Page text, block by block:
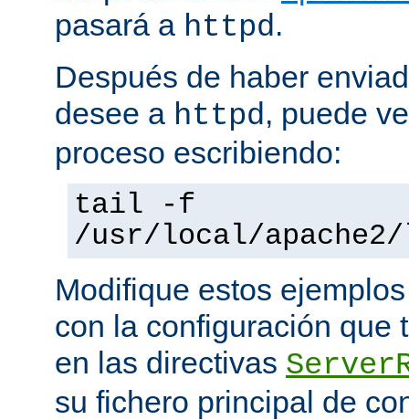
pasará a httpd.
Después de haber
desee a httpd, puede
proceso escribiendo:
tail -f
/usr/local/
Modifique estos
con la configuración que
en las directivas
su fichero principal de